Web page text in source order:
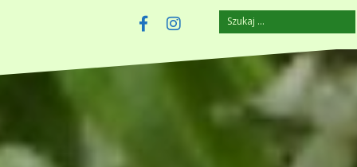
Instagram
szczuplejemy.pl
Szukaj: